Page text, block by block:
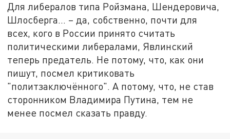
Для либералов типа Ройзмана, Шендеровича,
Шлосберга… – да, собственно, почти для
всех, кого в России принято считать
политическими либералами, Явлинский
теперь предатель. Не потому, что, как они
пишут, посмел критиковать
"политзаключённого". А потому, что, не став
сторонником Владимира Путина, тем не
менее посмел сказать правду.